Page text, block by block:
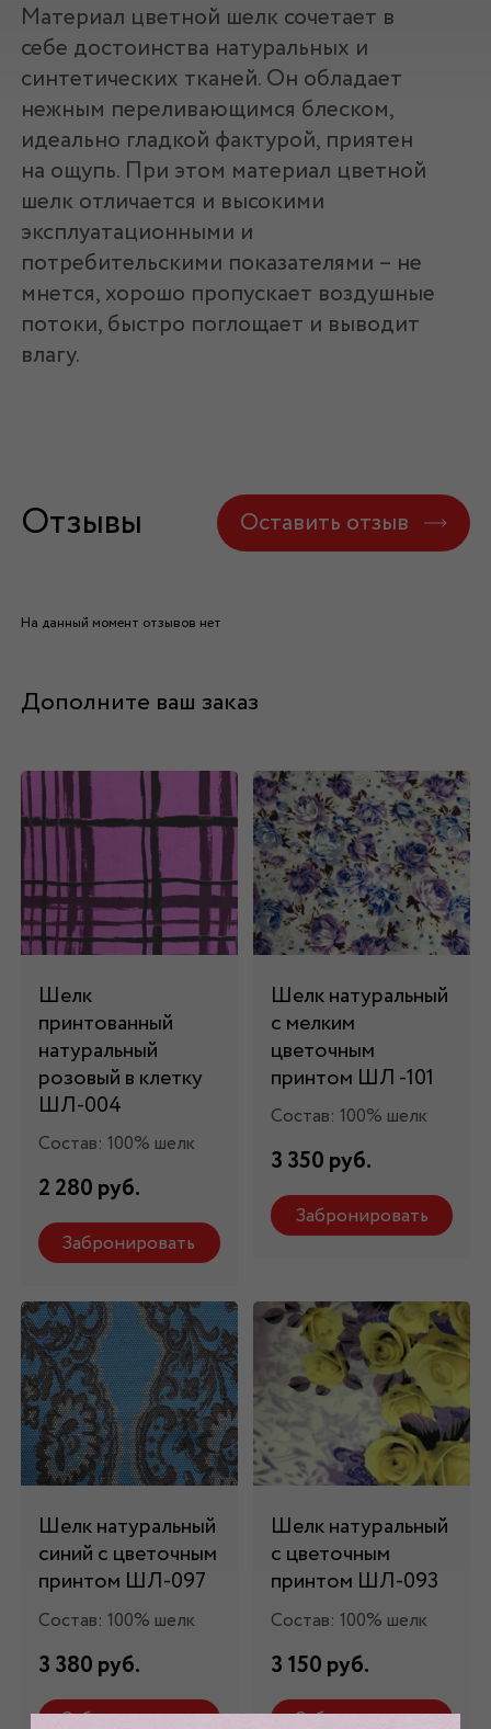
Материал цветной шелк сочетает в
себе достоинства натуральных и
синтетических тканей. Он обладает
нежным переливающимся блеском,
идеально гладкой фактурой, приятен
на ощупь. При этом материал цветной
шелк отличается и высокими
эксплуатационными и
потребительскими показателями – не
мнется, хорошо пропускает воздушные
потоки, быстро поглощает и выводит
влагу.
Отзывы Оставить отзыв
На данный момент отзывов нет
Дополните ваш заказ
Шелк
принтованный
натуральный
розовый в клетку
ШЛ-004
Состав: 100% шелк
2 280 руб.
Забронировать
Шелк натуральный
с мелким
цветочным
принтом ШЛ -101
Состав: 100% шелк
3 350 руб.
Забронировать
Шелк натуральный
синий с цветочным
принтом ШЛ-097
Состав: 100% шелк
3 380 руб.
Забронировать
Шелк натуральный
с цветочным
принтом ШЛ-093
Состав: 100% шелк
3 150 руб.
Забронировать